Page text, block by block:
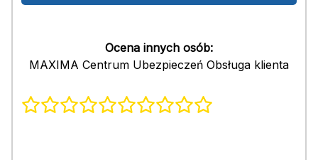
Ocena innych osób:
MAXIMA Centrum Ubezpieczeń Obsługa klienta